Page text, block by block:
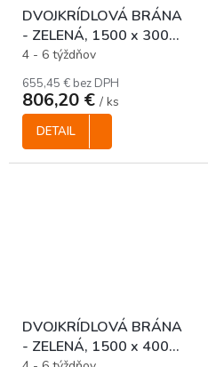
DVOJKRÍDLOVÁ BRÁNA
- ZELENÁ, 1500 x 3000
mm
4 - 6 týždňov
655,45 € bez DPH
806,20 € / ks
DETAIL
DVOJKRÍDLOVÁ BRÁNA
- ZELENÁ, 1500 x 4000